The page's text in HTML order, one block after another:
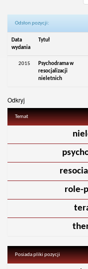
Odsłon pozycji:
Data
wydania
Tytuł
2015
Psychodrama w
resocjalizacji
nieletnich
Odkryj
Temat
role-
Posiada pliki pozycji